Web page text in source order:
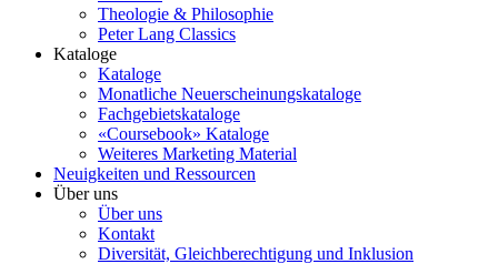
Theologie & Philosophie
Peter Lang Classics
Kataloge
Kataloge
Monatliche Neuerscheinungskataloge
Fachgebietskataloge
«Coursebook» Kataloge
Weiteres Marketing Material
Neuigkeiten und Ressourcen
Über uns
Über uns
Kontakt
Diversität, Gleichberechtigung und Inklusion